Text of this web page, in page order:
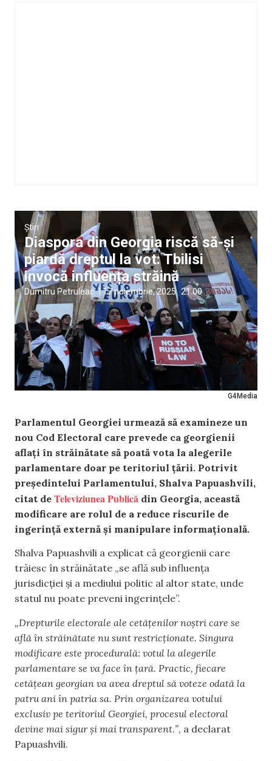
G4Media
Știri
Diaspora din Georgia riscă să-și
piardă dreptul la vot: Tbilisi
invocă influența străină
Dumitru Petruleac 17 noiembrie, 2025 21:00
Parlamentul Georgiei urmează să examineze un
nou Cod Electoral care prevede ca georgienii
aflați în străinătate să poată vota la alegerile
parlamentare doar pe teritoriul țării. Potrivit
președintelui Parlamentului, Shalva Papuashvili,
citat de Televiziunea Publică din Georgia, această
modificare are rolul de a reduce riscurile de
ingerință externă și manipulare informațională.
Shalva Papuashvili a explicat că georgienii care
trăiesc în străinătate „se află sub influența
jurisdicției și a mediului politic al altor state, unde
statul nu poate preveni ingerințele”.
„Drepturile electorale ale cetățenilor noștri care se
află în străinătate nu sunt restricționate. Singura
modificare este procedurală: votul la alegerile
parlamentare se va face în țară. Practic, fiecare
cetățean georgian va avea dreptul să voteze odată la
patru ani în patria sa. Prin organizarea votului
exclusiv pe teritoriul Georgiei, procesul electoral
devine mai sigur și mai transparent.”, a declarat
Papuashvili.